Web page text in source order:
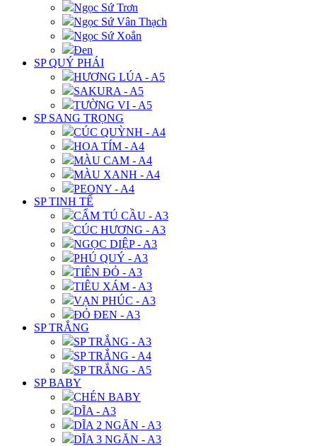
Ngọc Sứ Trơn
Ngọc Sứ Vân Thạch
Ngọc Sứ Xoắn
Đen
SP QUÝ PHÁI
HƯƠNG LÚA - A5
SAKURA - A5
TƯỜNG VI - A5
SP SANG TRỌNG
CÚC QUỲNH - A4
HOA TÍM - A4
MÀU CAM - A4
MÀU XANH - A4
PEONY - A4
SP TINH TẾ
CẨM TÚ CẦU - A3
CÚC HƯƠNG - A3
NGỌC DIỆP - A3
PHÚ QUÝ - A3
TIÊN ĐỎ - A3
TIÊU XÁM - A3
VẠN PHÚC - A3
ĐỎ ĐEN - A3
SP TRẮNG
SP TRẮNG - A3
SP TRẮNG - A4
SP TRẮNG - A5
SP BABY
CHÉN BABY
DĨA - A3
DĨA 2 NGĂN - A3
DĨA 3 NGĂN - A3